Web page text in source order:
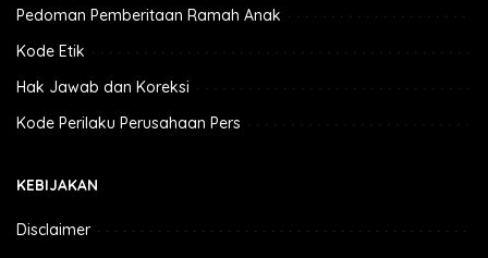
Pedoman Pemberitaan Ramah Anak
Kode Etik
Hak Jawab dan Koreksi
Kode Perilaku Perusahaan Pers
KEBIJAKAN
Disclaimer